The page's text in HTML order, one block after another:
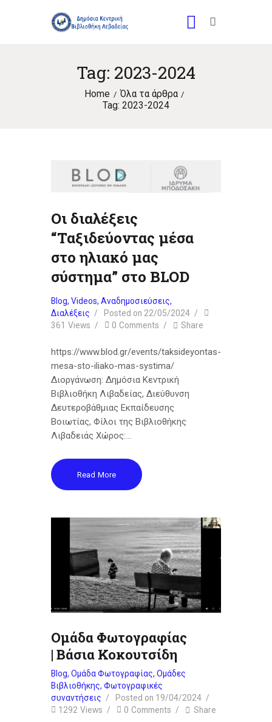
Tag: 2023-2024
Home
Όλα τα άρθρα
Tag: 2023-2024
Οι διαλέξεις
“Ταξιδεύοντας μέσα
στο ηλιακό μας
σύστημα” στο BLOD
Blog, Videos, Αναδημοσιεύσεις,
Διαλέξεις
Posted on 22/05/2024
361 Views 0 Comments Share
https://www.blod.gr/events/taksideyontas-
mesa-sto-iliako-mas-systima/
Διοργάνωση: Δημόσια Κεντρική
Βιβλιοθήκη Λιβαδείας, Διεύθυνση
Δευτεροβάθμιας Εκπαίδευσης
Βοιωτίας, Φίλοι της Βιβλιοθήκης
Λιβαδειάς Χώρος:…
Read More
Ομάδα Φωτογραφίας
| Βάσια Κοκουτσίδη
Blog, Ομάδα Φωτογραφίας, Ομάδες
Βιβλιοθήκης, Φωτογραφικές
συναντήσεις
Posted on 19/04/2024
1292 Views 0 Comments Share